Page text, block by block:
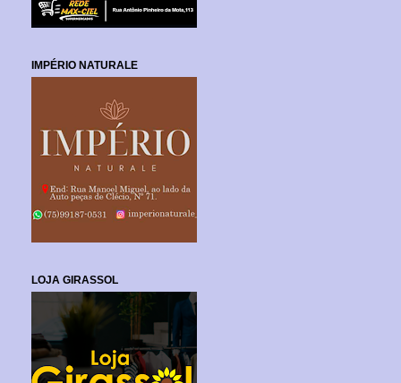
IMPÉRIO NATURALE
LOJA GIRASSOL